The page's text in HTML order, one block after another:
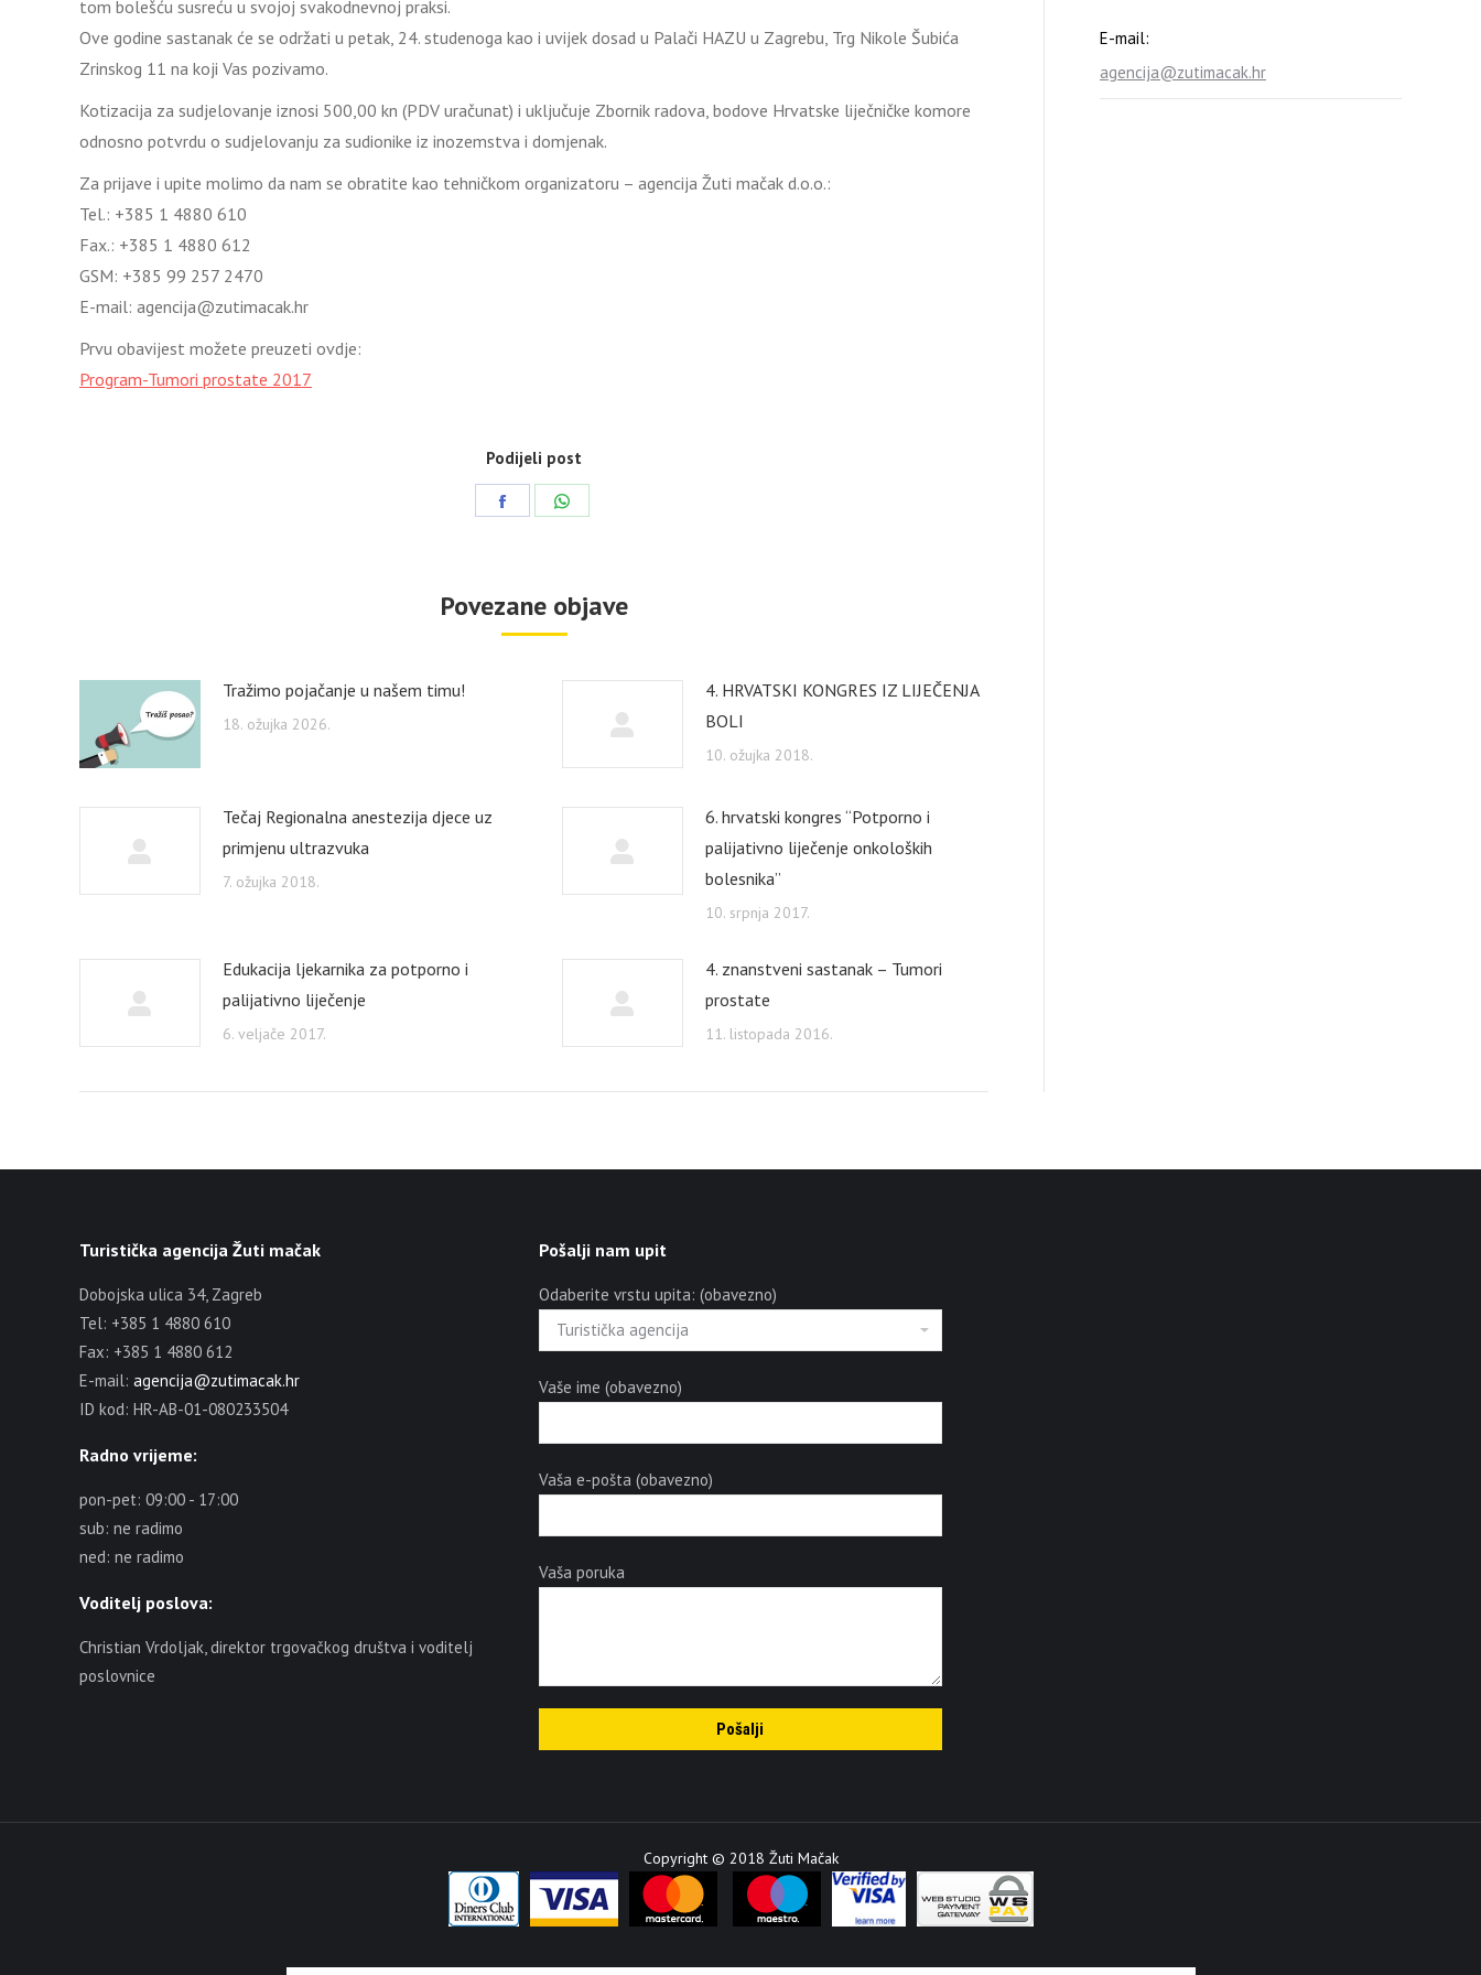
tom bolešću susreću u svojoj svakodnevnoj praksi.
Ove godine sastanak će se održati u petak, 24. studenoga kao i uvijek dosad u Palači HAZU u Zagrebu, Trg Nikole Šubića
Zrinskog 11 na koji Vas pozivamo.
Kotizacija za sudjelovanje iznosi 500,00 kn (PDV uračunat) i uključuje Zbornik radova, bodove Hrvatske liječničke komore
odnosno potvrdu o sudjelovanju za sudionike iz inozemstva i domjenak.
Za prijave i upite molimo da nam se obratite kao tehničkom organizatoru – agencija Žuti mačak d.o.o.:
Tel.: +385 1 4880 610
Fax.: +385 1 4880 612
GSM: +385 99 257 2470
E-mail: agencija@zutimacak.hr
Prvu obavijest možete preuzeti ovdje:
Program-Tumori prostate 2017
Podijeli post
Share
Povezane objave
Tražimo pojačanje u našem timu!
18. ožujka 2026.
4. HRVATSKI KONGRES IZ LIJEČENJA
BOLI
10. ožujka 2018.
Tečaj Regionalna anestezija djece uz
primjenu ultrazvuka
7. ožujka 2018.
6. hrvatski kongres “Potporno i
palijativno liječenje onkoloških
bolesnika”
10. srpnja 2017.
Edukacija ljekarnika za potporno i
palijativno liječenje
6. veljače 2017.
4. znanstveni sastanak – Tumori
prostate
11. listopada 2016.
E-mail:
agencija@zutimacak.hr
Turistička agencija Žuti mačak
Dobojska ulica 34, Zagreb
Tel: +385 1 4880 610
Fax: +385 1 4880 612
E-mail: agencija@zutimacak.hr
ID kod: HR-AB-01-080233504
Radno vrijeme:
pon-pet: 09:00 - 17:00
sub: ne radimo
ned: ne radimo
Voditelj poslova:
Christian Vrdoljak, direktor trgovačkog društva i voditelj
poslovnice
Pošalji nam upit
Odaberite vrstu upita: (obavezno)
Vaše ime (obavezno)
Vaša e-pošta (obavezno)
Vaša poruka
Copyright © 2018 Žuti Mačak